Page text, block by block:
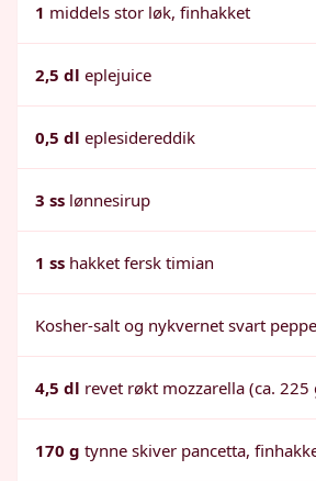
1 middels stor løk, finhakket
2,5 dl eplejuice
0,5 dl eplesidereddik
3 ss lønnesirup
1 ss hakket fersk timian
Kosher-salt og nykvernet svart
4,5 dl revet røkt mozzarella (ca. 225
170 g tynne skiver pancetta,